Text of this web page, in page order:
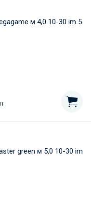
м 4,0 10-30 im 5
green м 5,0 10-30 im